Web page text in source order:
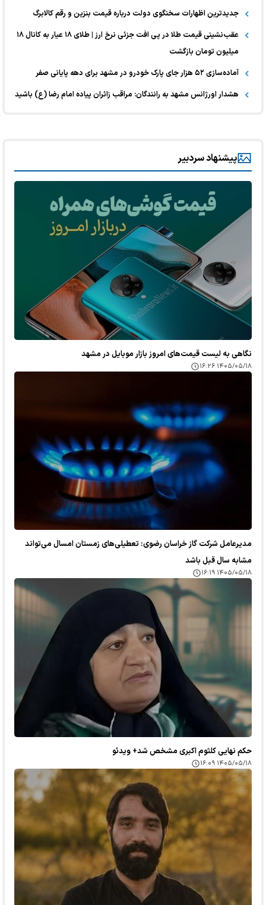
جدیدترین اظهارات سخنگوی دولت درباره قیمت بنزین و رقم کالابرگ
عقب‌نشینی قیمت طلا در پی افت جزئی نرخ ارز | طلای ۱۸ عیار به کانال ۱۸
میلیون تومان بازگشت
آماده‌سازی ۵۲ هزار جای پارک خودرو در مشهد برای دهه پایانی صفر
هشدار اورژانس مشهد به رانندگان: مراقب زائران پیاده امام رضا (ع) باشید
پیشنهاد سردبیر
نگاهی به لیست قیمت‌های امروز بازار موبایل در مشهد
۱۴۰۵/۰۵/۱۸ ۱۶:۲۶
مدیرعامل شرکت گاز خراسان رضوی: تعطیلی‌های زمستان امسال می‌تواند
مشابه سال قبل باشد
۱۴۰۵/۰۵/۱۸ ۱۶:۱۹
حکم نهایی کلثوم اکبری مشخص شد+ ویدئو
۱۴۰۵/۰۵/۱۸ ۱۶:۰۹